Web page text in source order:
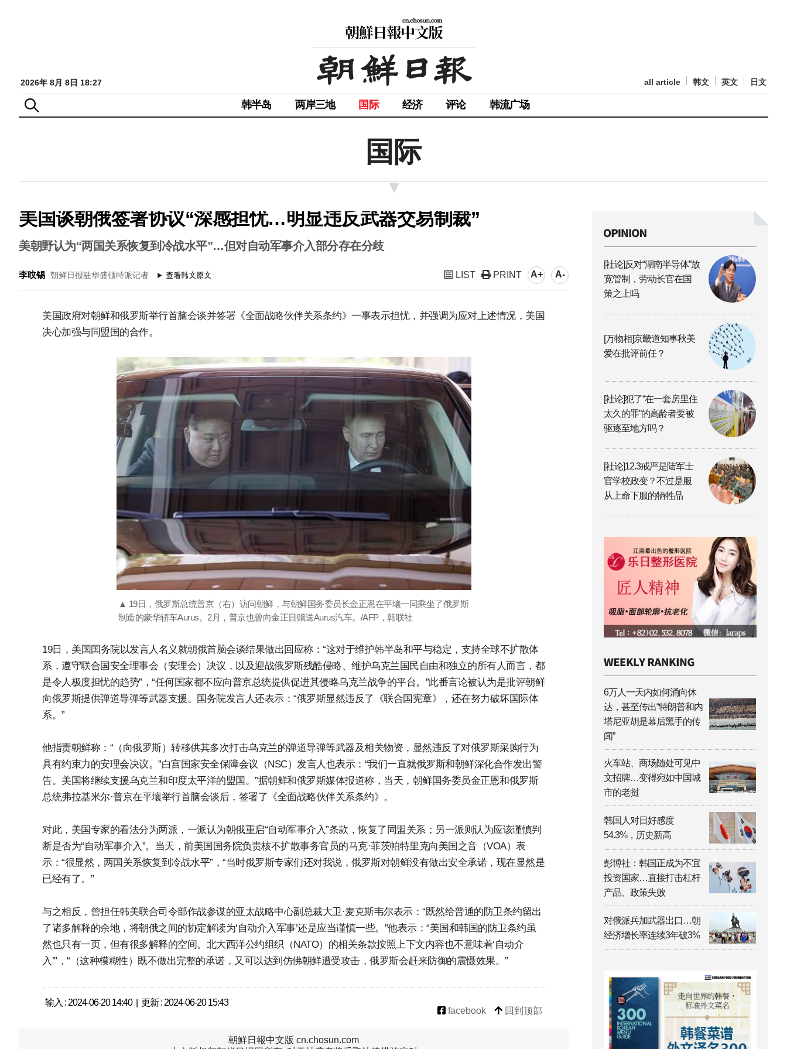
2026年 8月 8日 18:27 all article 韩文 英文 日文
韩半岛 两岸三地 国际 经济 评论 韩流广场
国际
美国谈朝俄签署协议“深感担忧…明显违反武器交易制裁”
美朝野认为“两国关系恢复到冷战水平”…但对自动军事介入部分存在分歧
李旼锡 朝鲜日报驻华盛顿特派记者 LIST PRINT A+ A-
美国政府对朝鲜和俄罗斯举行首脑会谈并签署《全面战略伙伴关系条约》一事表示担忧，并强调为应对上述情况，美国
决心加强与同盟国的合作。
▲ 19日，俄罗斯总统普京（右）访问朝鲜，与朝鲜国务委员长金正恩在平壤一同乘坐了俄罗斯
制造的豪华轿车Aurus。2月，普京也曾向金正日赠送Aurus汽车。/AFP，韩联社
19日，美国国务院以发言人名义就朝俄首脑会谈结果做出回应称：“这对于维护韩半岛和平与稳定，支持全球不扩散体
系，遵守联合国安全理事会（安理会）决议，以及迎战俄罗斯残酷侵略、维护乌克兰国民自由和独立的所有人而言，都
是令人极度担忧的趋势”，“任何国家都不应向普京总统提供促进其侵略乌克兰战争的平台。”此番言论被认为是批评朝鲜
向俄罗斯提供弹道导弹等武器支援。国务院发言人还表示：“俄罗斯显然违反了《联合国宪章》，还在努力破坏国际体
系。”
他指责朝鲜称：“（向俄罗斯）转移供其多次打击乌克兰的弹道导弹等武器及相关物资，显然违反了对俄罗斯采购行为
具有约束力的安理会决议。”白宫国家安全保障会议（NSC）发言人也表示：“我们一直就俄罗斯和朝鲜深化合作发出警
告。美国将继续支援乌克兰和印度太平洋的盟国。”据朝鲜和俄罗斯媒体报道称，当天，朝鲜国务委员金正恩和俄罗斯
总统弗拉基米尔·普京在平壤举行首脑会谈后，签署了《全面战略伙伴关系条约》。
对此，美国专家的看法分为两派，一派认为朝俄重启“自动军事介入”条款，恢复了同盟关系；另一派则认为应该谨慎判
断是否为“自动军事介入”。当天，前美国国务院负责核不扩散事务官员的马克·菲茨帕特里克向美国之音（VOA）表
示：“很显然，两国关系恢复到冷战水平”，“当时俄罗斯专家们还对我说，俄罗斯对朝鲜没有做出安全承诺，现在显然是
已经有了。”
与之相反，曾担任韩美联合司令部作战参谋的亚太战略中心副总裁大卫·麦克斯韦尔表示：“既然给普通的防卫条约留出
了诸多解释的余地，将朝俄之间的协定解读为‘自动介入军事’还是应当谨慎一些。”他表示：“美国和韩国的防卫条约虽
然也只有一页，但有很多解释的空间。北大西洋公约组织（NATO）的相关条款按照上下文内容也不意味着‘自动介
入’”，“（这种模糊性）既不做出完整的承诺，又可以达到仿佛朝鲜遭受攻击，俄罗斯会赶来防御的震慑效果。”
输入 : 2024-06-20 14:40 | 更新 : 2024-06-20 15:43
facebook
回到顶部
朝鮮日報中文版 cn.chosun.com
[社论]反对“湖南半导体”放
宽管制，劳动长官在国
策之上吗
[万物相]京畿道知事秋美
爱在批评前任？
[社论]犯了“在一套房里住
太久的罪”的高龄者要被
驱逐至地方吗？
[社论]12.3戒严是陆军士
官学校政变？不过是服
从上命下服的牺牲品
6万人一天内如何涌向休
达，甚至传出“特朗普和内
塔尼亚胡是幕后黑手的传
闻”
火车站、商场随处可见中
文招牌…变得宛如中国城
市的老挝
韩国人对日好感度
54.3%，历史新高
彭博社：韩国正成为不宜
投资国家…直接打击杠杆
产品、政策失败
对俄派兵加武器出口…朝
经济增长率连续3年破3%